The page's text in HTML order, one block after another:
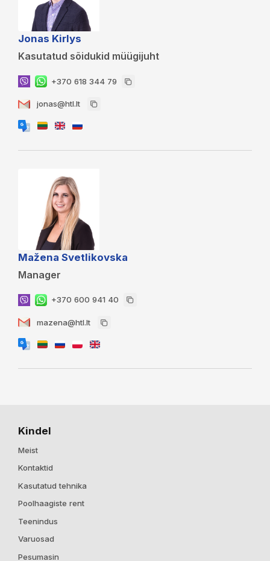
Jonas Kirlys
Kasutatud sõidukid müügijuht
+370 618 344 79
jonas@htl.lt
Mažena Svetlikovska
Manager
+370 600 941 40
mazena@htl.lt
Kindel
Meist
Kontaktid
Kasutatud tehnika
Poolhaagiste rent
Teenindus
Varuosad
Pesumasin